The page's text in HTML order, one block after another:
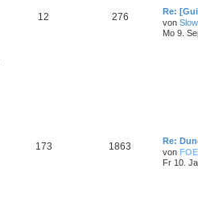
12 276
Re:
von
Mo 9.
173 1863
Re:
von FOE
Fr 10.